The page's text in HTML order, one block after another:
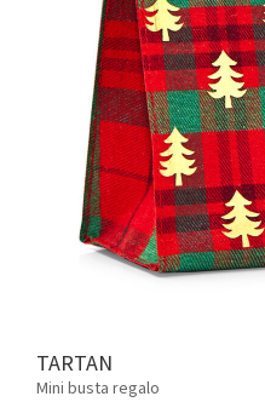
TARTAN
Mini busta regalo